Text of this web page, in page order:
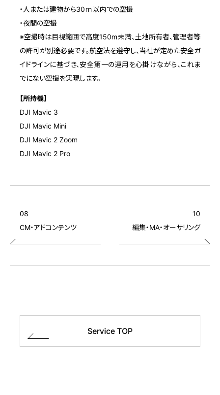
・人または建物から30ｍ以内での空撮
・夜間の空撮
※空撮時は目視範囲で高度150m未満、土地所有者、管理者等
の許可が別途必要です。航空法を遵守し、当社が定めた安全ガ
イドラインに基づき、安全第一の運用を心掛けながら、これま
でにない空撮を実現します。
【所持機】
DJI Mavic 3
DJI Mavic Mini
DJI Mavic 2 Zoom
DJI Mavic 2 Pro
08
CM・アドコンテンツ
10
編集・MA・オーサリング
Service TOP